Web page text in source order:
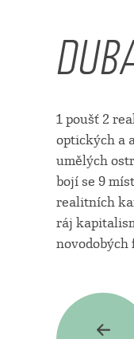
1 poušť 2
optických a
umělých
bojí se 9
realitních
ráj
novodobých